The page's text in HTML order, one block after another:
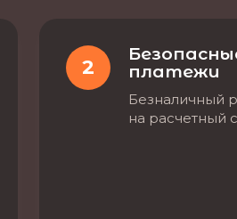
2
платежи
Безналичный
на расчетный